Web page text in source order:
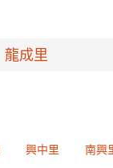
龍成里
興中里 南興